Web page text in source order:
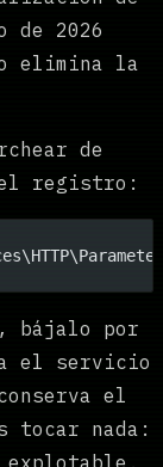
de 2026
elimina la
de
registro:
bájalo por
el servicio
el
tocar nada: